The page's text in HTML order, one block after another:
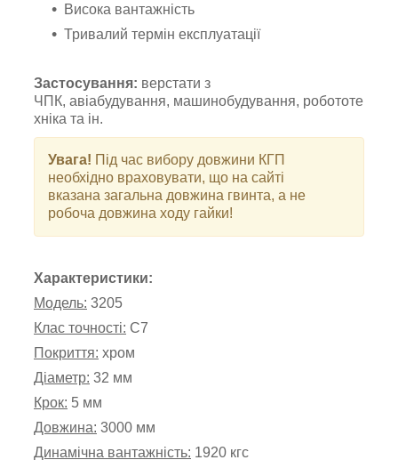
Висока вантажність
Тривалий термін експлуатації
Застосування: верстати з
ЧПК, авіабудування, машинобудування, робототе
хніка та ін.
Увага! Під час вибору довжини КГП
необхідно враховувати, що на сайті
вказана загальна довжина гвинта, а не
робоча довжина ходу гайки!
Характеристики:
Модель: 3205
Клас точності: С7
Покриття: хром
Діаметр: 32 мм
Крок: 5 мм
Довжина: 3000 мм
Динамічна вантажність: 1920 кгс